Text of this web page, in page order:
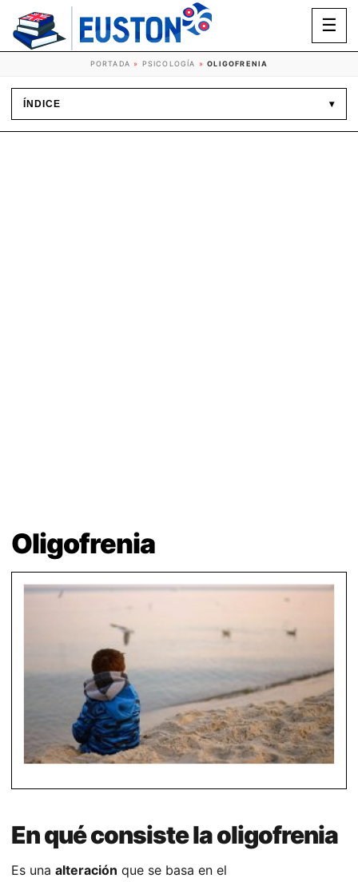
☰
PORTADA » PSICOLOGÍA »OLIGOFRENIA
ÍNDICE ▾
Oligofrenia
En qué consiste la oligofrenia
Es una alteración que se basa en el